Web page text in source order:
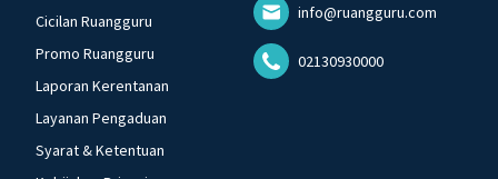
Cicilan Ruangguru
Promo Ruangguru
Laporan Kerentanan
Layanan Pengaduan
Syarat & Ketentuan
info@ruangguru.com
02130930000